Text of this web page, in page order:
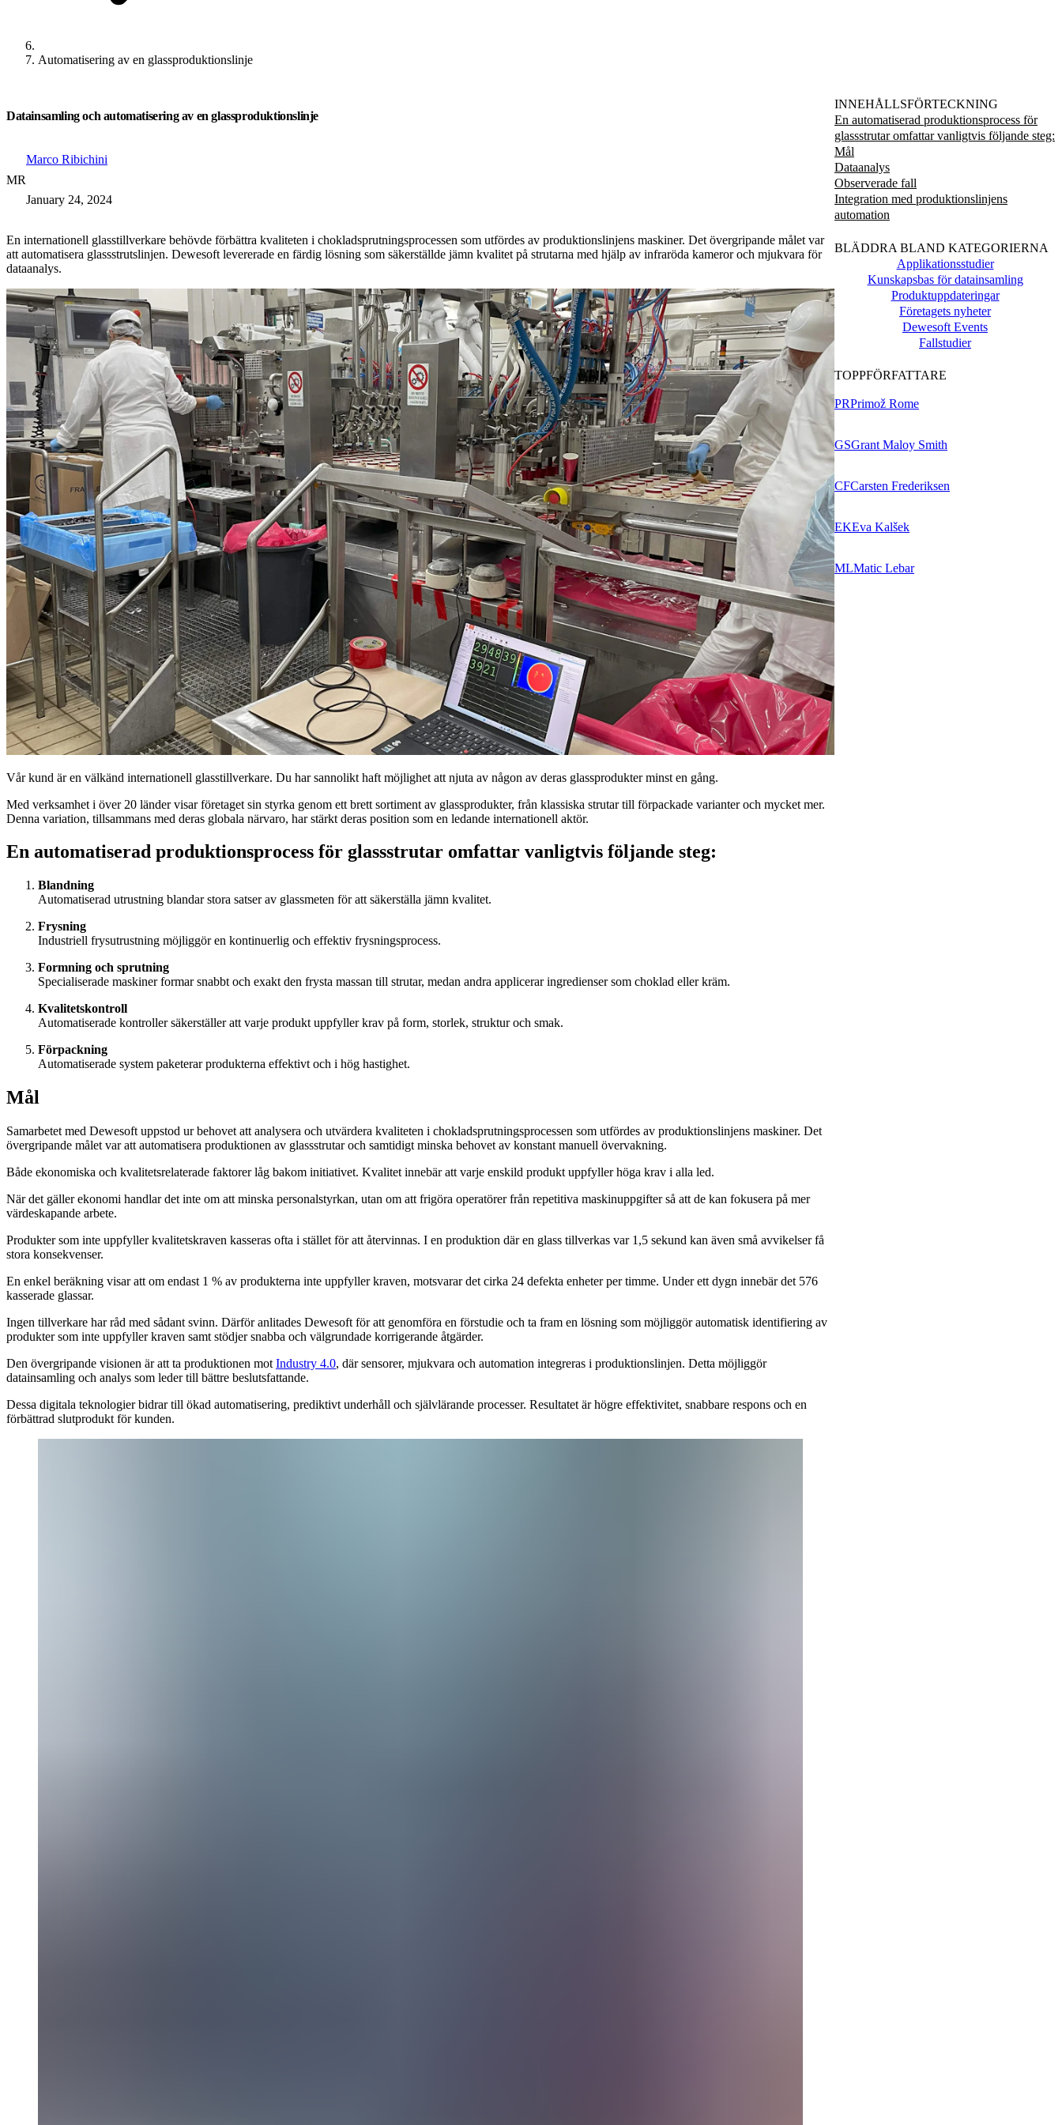
Automatisering av en glassproduktionslinje
INNEHÅLLSFÖRTECKNING
En automatiserad produktionsprocess för
glassstrutar omfattar vanligtvis följande steg:
Mål
Dataanalys
Observerade fall
Integration med produktionslinjens
automation
BLÄDDRA BLAND KATEGORIERNA
Applikationsstudier
Kunskapsbas för datainsamling
Produktuppdateringar
Företagets nyheter
Dewesoft Events
Fallstudier
TOPPFÖRFATTARE
PRPrimož Rome
GSGrant Maloy Smith
CFCarsten Frederiksen
EKEva Kalšek
MLMatic Lebar
Datainsamling och automatisering av en glassproduktionslinje
MR
Marco Ribichini
January 24, 2024
En internationell glasstillverkare behövde förbättra kvaliteten i chokladsprutningsprocessen som utfördes av produktionslinjens maskiner. Det övergripande målet var
att automatisera glassstrutslinjen. Dewesoft levererade en färdig lösning som säkerställde jämn kvalitet på strutarna med hjälp av infraröda kameror och mjukvara för
dataanalys.
Vår kund är en välkänd internationell glasstillverkare. Du har sannolikt haft möjlighet att njuta av någon av deras glassprodukter minst en gång.
Med verksamhet i över 20 länder visar företaget sin styrka genom ett brett sortiment av glassprodukter, från klassiska strutar till förpackade varianter och mycket mer.
Denna variation, tillsammans med deras globala närvaro, har stärkt deras position som en ledande internationell aktör.
En automatiserad produktionsprocess för glassstrutar omfattar vanligtvis följande steg:
Blandning
Automatiserad utrustning blandar stora satser av glassmeten för att säkerställa jämn kvalitet.
Frysning
Industriell frysutrustning möjliggör en kontinuerlig och effektiv frysningsprocess.
Formning och sprutning
Specialiserade maskiner formar snabbt och exakt den frysta massan till strutar, medan andra applicerar ingredienser som choklad eller kräm.
Kvalitetskontroll
Automatiserade kontroller säkerställer att varje produkt uppfyller krav på form, storlek, struktur och smak.
Förpackning
Automatiserade system paketerar produkterna effektivt och i hög hastighet.
Mål
Samarbetet med Dewesoft uppstod ur behovet att analysera och utvärdera kvaliteten i chokladsprutningsprocessen som utfördes av produktionslinjens maskiner. Det
övergripande målet var att automatisera produktionen av glassstrutar och samtidigt minska behovet av konstant manuell övervakning.
Både ekonomiska och kvalitetsrelaterade faktorer låg bakom initiativet. Kvalitet innebär att varje enskild produkt uppfyller höga krav i alla led.
När det gäller ekonomi handlar det inte om att minska personalstyrkan, utan om att frigöra operatörer från repetitiva maskinuppgifter så att de kan fokusera på mer
värdeskapande arbete.
Produkter som inte uppfyller kvalitetskraven kasseras ofta i stället för att återvinnas. I en produktion där en glass tillverkas var 1,5 sekund kan även små avvikelser få
stora konsekvenser.
En enkel beräkning visar att om endast 1 % av produkterna inte uppfyller kraven, motsvarar det cirka 24 defekta enheter per timme. Under ett dygn innebär det 576
kasserade glassar.
Ingen tillverkare har råd med sådant svinn. Därför anlitades Dewesoft för att genomföra en förstudie och ta fram en lösning som möjliggör automatisk identifiering av
produkter som inte uppfyller kraven samt stödjer snabba och välgrundade korrigerande åtgärder.
Den övergripande visionen är att ta produktionen mot Industry 4.0, där sensorer, mjukvara och automation integreras i produktionslinjen. Detta möjliggör
datainsamling och analys som leder till bättre beslutsfattande.
Dessa digitala teknologier bidrar till ökad automatisering, prediktivt underhåll och självlärande processer. Resultatet är högre effektivitet, snabbare respons och en
förbättrad slutprodukt för kunden.